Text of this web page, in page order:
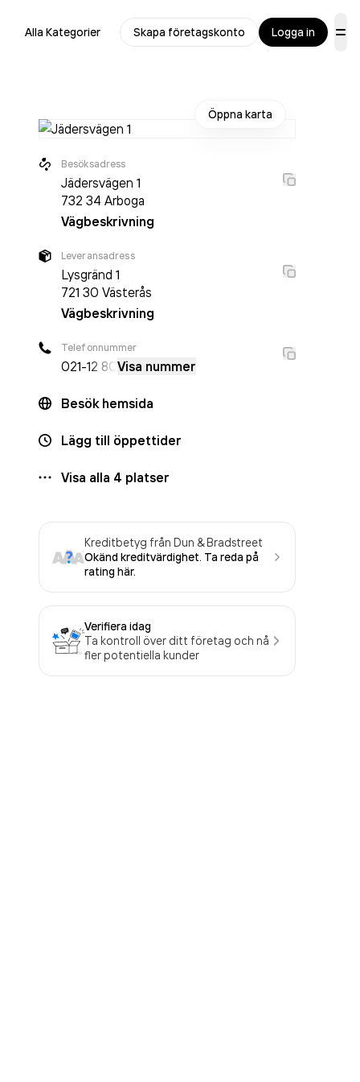
Alla Kategorier Skapa företagskonto Logga in
Öppna karta
Besöksadress
Jädersvägen 1
732 34 Arboga
Vägbeskrivning
Leveransadress
Lysgränd 1
721 30 Västerås
Vägbeskrivning
Telefonnummer
021-12 80 Visa nummer
Besök hemsida
Lägg till öppettider
Visa alla 4 platser
Kreditbetyg från Dun & Bradstreet
Okänd kreditvärdighet. Ta reda på
rating här.
Verifiera idag
Ta kontroll över ditt företag och nå
fler potentiella kunder